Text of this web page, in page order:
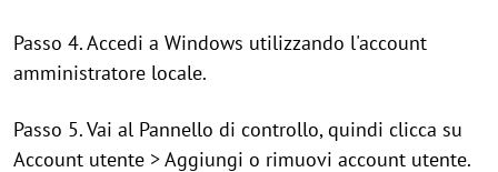
Passo 4. Accedi a Windows utilizzando l'account
amministratore locale.
Passo 5. Vai al Pannello di controllo, quindi clicca su
Account utente > Aggiungi o rimuovi account utente.